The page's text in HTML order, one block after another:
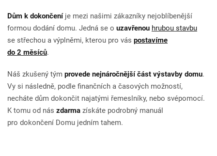
Dům k dokončeníje mezi našimi zákazníky nejoblíbenější
formou dodání domu. Jedná se o uzavřenou hrubou stavbu
se střechou a výplněmi, kterou pro vás postavíme
do 2 měsíců.
Náš zkušený tým provede nejnáročnější část výstavby domu.
Vy si následně, podle finančních a časových možností,
necháte dům dokončit najatými řemeslníky, nebo svépomocí.
K tomu od nás zdarma získáte podrobný manuál
pro dokončení Domu jedním tahem.